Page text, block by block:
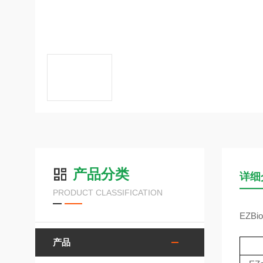
产品分类
PRODUCT CLASSIFICATION
产品
详细